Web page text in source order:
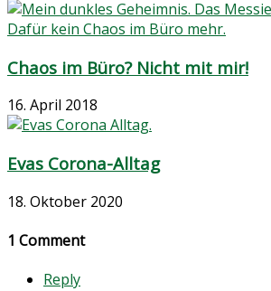
Chaos im Büro? Nicht mit mir!
16. April 2018
Evas Corona-Alltag
18. Oktober 2020
1 Comment
Reply